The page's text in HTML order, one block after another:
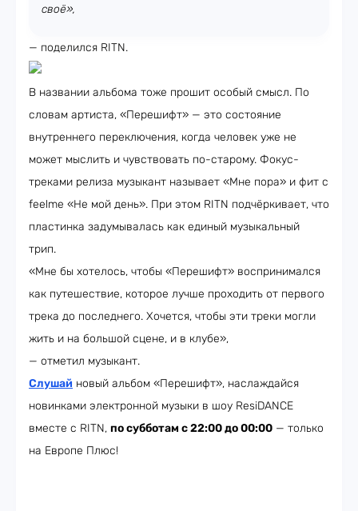
своё»,
— поделился RITN.
В названии альбома тоже прошит особый смысл. По
словам артиста, «Перешифт» — это состояние
внутреннего переключения, когда человек уже не
может мыслить и чувствовать по-старому. Фокус-
треками релиза музыкант называет «Мне пора» и фит с
feelme «Не мой день». При этом RITN подчёркивает, что
пластинка задумывалась как единый музыкальный
трип.
«Мне бы хотелось, чтобы «Перешифт» воспринимался
как путешествие, которое лучше проходить от первого
трека до последнего. Хочется, чтобы эти треки могли
жить и на большой сцене, и в клубе»,
— отметил музыкант.
Слушай новый альбом «Перешифт», наслаждайся
новинками электронной музыки в шоу ResiDANCE
вместе с RITN, по субботам с 22:00 до 00:00 — только
на Европе Плюс!​